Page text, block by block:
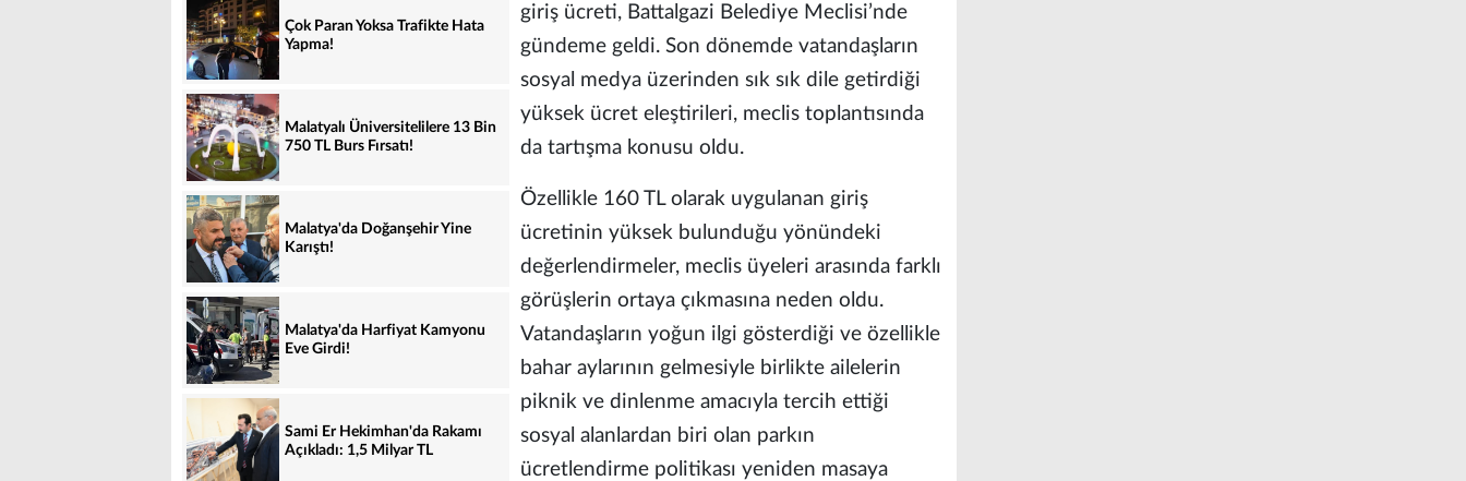
Çok Paran Yoksa Trafikte Hata
Yapma!
Malatyalı Üniversitelilere 13 Bin
750 TL Burs Fırsatı!
Malatya'da Doğanşehir Yine
Karıştı!
Malatya'da Harfiyat Kamyonu
Eve Girdi!
Sami Er Hekimhan'da Rakamı
Açıkladı: 1,5 Milyar TL
giriş ücreti, Battalgazi Belediye Meclisi’nde
gündeme geldi. Son dönemde vatandaşların
sosyal medya üzerinden sık sık dile getirdiği
yüksek ücret eleştirileri, meclis toplantısında
da tartışma konusu oldu.
Özellikle 160 TL olarak uygulanan giriş
ücretinin yüksek bulunduğu yönündeki
değerlendirmeler, meclis üyeleri arasında farklı
görüşlerin ortaya çıkmasına neden oldu.
Vatandaşların yoğun ilgi gösterdiği ve özellikle
bahar aylarının gelmesiyle birlikte ailelerin
piknik ve dinlenme amacıyla tercih ettiği
sosyal alanlardan biri olan parkın
ücretlendirme politikası yeniden masaya